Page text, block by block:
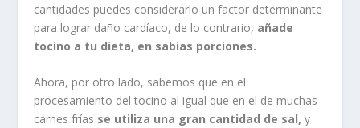
cantidades puedes considerarlo un factor determinante
para lograr daño cardíaco, de lo contrario, añade
tocino a tu dieta, en sabias porciones.
Ahora, por otro lado, sabemos que en el
procesamiento del tocino al igual que en el de muchas
carnes frías se utiliza una gran cantidad de sal, y